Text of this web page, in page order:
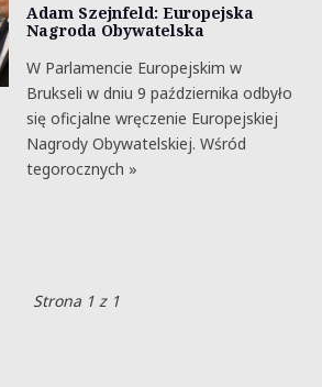
Adam Szejnfeld: Europejska
Nagroda Obywatelska
W Parlamencie Europejskim w
Brukseli w dniu 9 października odbyło
się oficjalne wręczenie Europejskiej
Nagrody Obywatelskiej. Wśród
tegorocznych »
Strona 1 z 1